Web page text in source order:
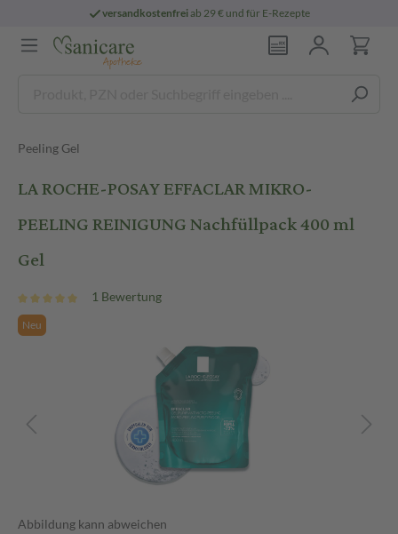
versandkostenfreiab 29 € und für E-Rezepte
Peeling Gel
LA ROCHE-POSAY EFFACLAR MIKRO-
PEELING REINIGUNG Nachfüllpack 400 ml
Gel
1 Bewertung
Neu
Abbildung kann abweichen